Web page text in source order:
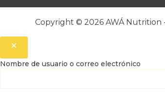
Copyright © 2026 AWÁ Nutrition
Nombre de usuario o correo electrónico